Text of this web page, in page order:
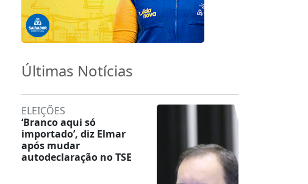
Últimas Notícias
ELEIÇÕES
‘Branco aqui só
importado’, diz Elmar
após mudar
autodeclaração no TSE